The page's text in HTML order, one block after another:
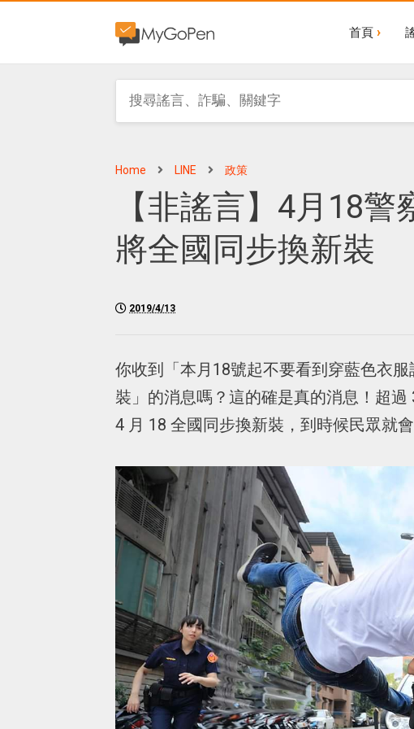
首頁
Home LINE 政策
【非謠言】4月18警
將全國同步換新裝
2019/4/13
你收到「本月18號起不要看到穿藍色衣
裝」的消息嗎？這的確是真的消息！超
4 月 18 全國同步換新裝，到時候民眾就